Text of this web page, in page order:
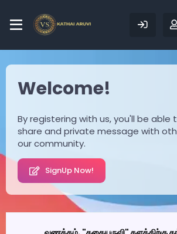
Welcome!
By registering with us, you'll be able
share and private message with
our community.
SignUp Now!